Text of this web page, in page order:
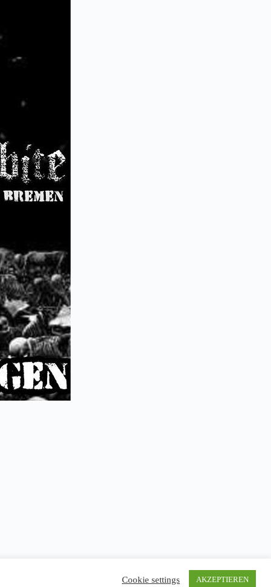
Impressum Datenschutz
Cookie settings AKZEPTIEREN